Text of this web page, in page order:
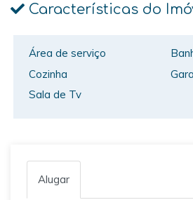
Características do
Área de serviço
Cozinha
Sala de Tv
Alugar